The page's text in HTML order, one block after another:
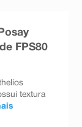
FPS80
textura